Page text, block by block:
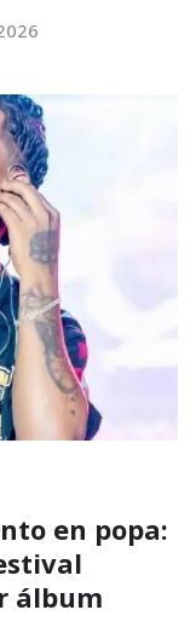
en popa:
álbum